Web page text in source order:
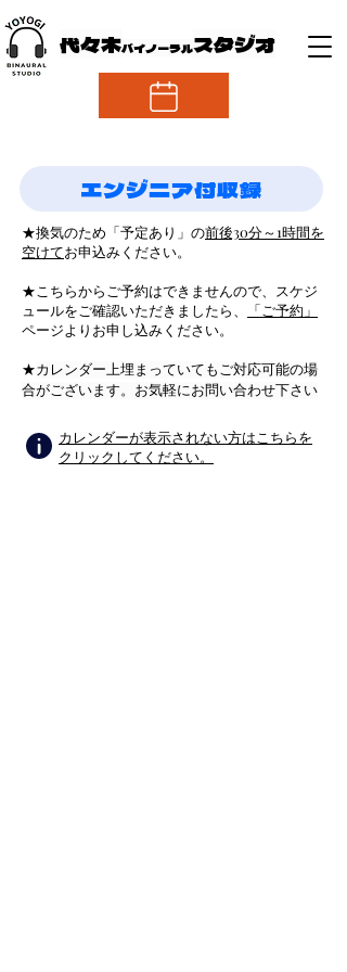
代々木バイノーラルスタジオ
ご予約
エンジニア付収録
★換気のため「予定あり」の前後30分～1時間を
空けてお申込みください。
★こちらからご予約はできませんので、スケジ
ュールをご確認いただきましたら、
「ご予約」
ページよりお申し込みください。
​★カレンダー上埋まっていてもご対応可能の場
合がございます。お気軽にお問い合わせ下さい
カレンダーが表示されない方はこちらを
クリックしてください。